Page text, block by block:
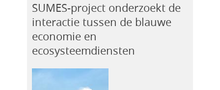
SUMES-project onderzoekt de
interactie tussen de blauwe
economie en
ecosysteemdiensten